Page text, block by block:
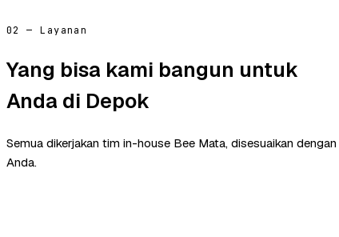
02 — Layanan
Yang bisa kami bangun untuk
Anda di Depok
Semua dikerjakan tim in-house Bee Mata, disesuaikan
Anda.